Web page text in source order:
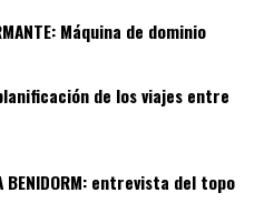
Máquina de dominio13
de los viajes entre
BENIDORM: entrevista del topo